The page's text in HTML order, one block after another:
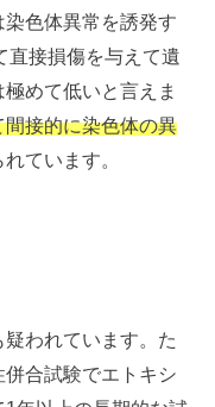
色体異常を誘発す
直接損傷を与えて遺
めて低いと言えま
接的に染色体の異
ています。
われています。た
合試験でエトキシ